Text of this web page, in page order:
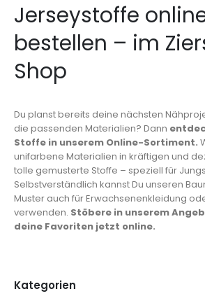
Jerseystoffe
bestellen – im
Shop
Du planst bereits deine nächsten
die passenden Materialien? Dann
Stoffe in unserem Online-Sortiment.
unifarbene Materialien in kräftigen und
tolle gemusterte Stoffe – speziell für
Selbstverständlich kannst Du unseren
Muster auch für Erwachsenenkleidung
verwenden. Stöbere in unserem
deine Favoriten jetzt online.
Kategorien